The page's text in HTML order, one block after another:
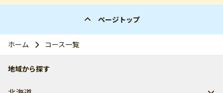
ページトップ
ホーム コース一覧
地域から探す